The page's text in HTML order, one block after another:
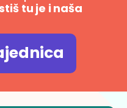
tu je i naša